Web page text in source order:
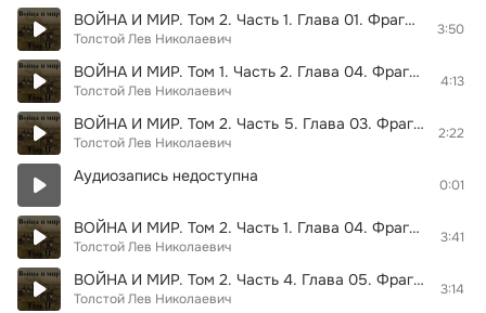
ВОЙНА И МИР. Том 2. Часть 1. Глава 01. Фрагмент 02
Толстой Лев Николаевич
3:50
ВОЙНА И МИР. Том 1. Часть 2. Глава 04. Фрагмент 02
Толстой Лев Николаевич
4:13
ВОЙНА И МИР. Том 2. Часть 5. Глава 03. Фрагмент 02
Толстой Лев Николаевич
2:22
Аудиозапись недоступна 0:01
ВОЙНА И МИР. Том 2. Часть 1. Глава 04. Фрагмент 03
Толстой Лев Николаевич
3:41
ВОЙНА И МИР. Том 2. Часть 4. Глава 05. Фрагмент 02
Толстой Лев Николаевич
3:14